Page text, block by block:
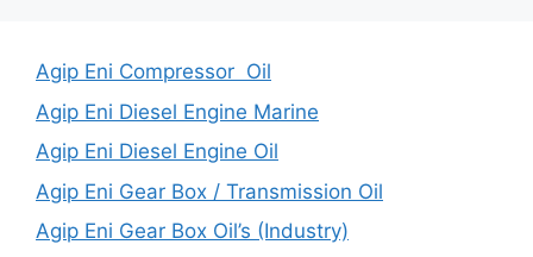
Agip Eni Compressor Oil
Agip Eni Diesel Engine Marine
Agip Eni Diesel Engine Oil
Agip Eni Gear Box / Transmission Oil
Agip Eni Gear Box Oil’s (Industry)